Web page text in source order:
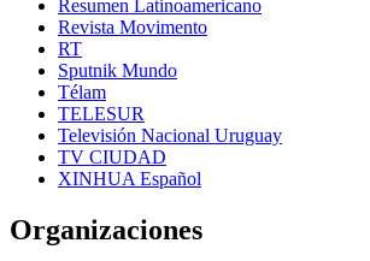
Resumen Latinoamericano
Revista Movimento
RT
Sputnik Mundo
Télam
TELESUR
Televisión Nacional Uruguay
TV CIUDAD
XINHUA Español
Organizaciones